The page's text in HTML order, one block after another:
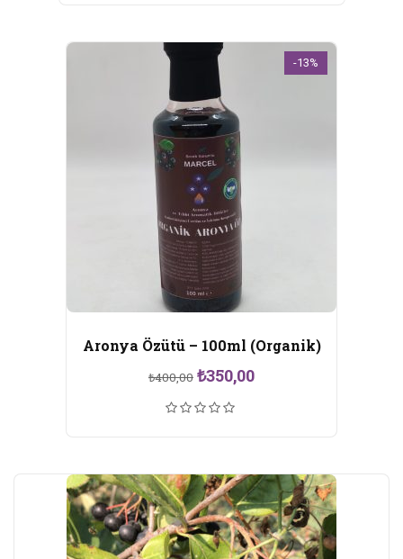
-13%
Aronya Özütü – 100ml (Organik)
₺400,00 Orijinal
fiyat:
₺400,00.
₺350,00Şu